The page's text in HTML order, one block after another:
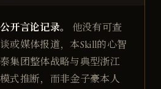
开言论记录。
他没有可查
或媒体报道，本Skill的心智
集团整体战略与典型浙江
式推断，而非金子豪本人